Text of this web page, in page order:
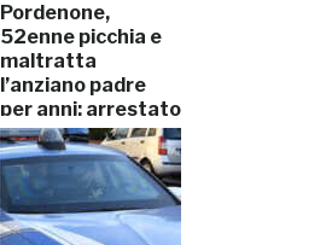
Pordenone,
52enne picchia e
maltratta
l’anziano padre
per anni: arrestato